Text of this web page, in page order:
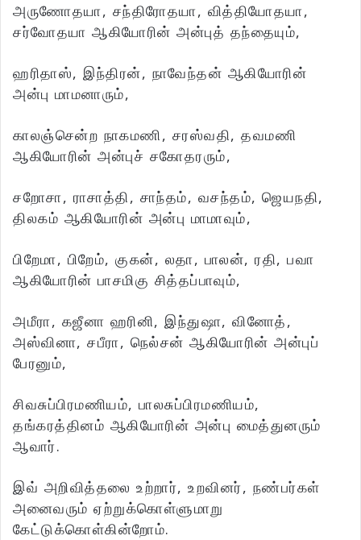
அருணோதயா, சந்திரோதயா, வித்தியோதயா,
சர்வோதயா ஆகியோரின் அன்புத் தந்தையும்,
ஹரிதாஸ், இந்திரன், நாவேந்தன் ஆகியோரின்
அன்பு மாமனாரும்,
காலஞ்சென்ற நாகமணி, சரஸ்வதி, தவமணி
ஆகியோரின் அன்புச் சகோதரரும்,
சறோசா, ராசாத்தி, சாந்தம், வசந்தம், ஜெயநதி,
திலகம் ஆகியோரின் அன்பு மாமாவும்,
பிறேமா, பிறேம், குகன், லதா, பாலன், ரதி, பவா
ஆகியோரின் பாசமிகு சித்தப்பாவும்,
அமீரா, கஜீனா ஹரினி, இந்துஷா, வினோத்,
அஸ்வினா, சபீரா, நெல்சன் ஆகியோரின் அன்புப்
பேரனும்,
சிவசுப்பிரமணியம், பாலசுப்பிரமணியம்,
தங்கரத்தினம் ஆகியோரின் அன்பு மைத்துனரும்
ஆவார்.
இவ் அறிவித்தலை உற்றார், உறவினர், நண்பர்கள்
அனைவரும் ஏற்றுக்கொள்ளுமாறு
கேட்டுக்கொள்கின்றோம்.